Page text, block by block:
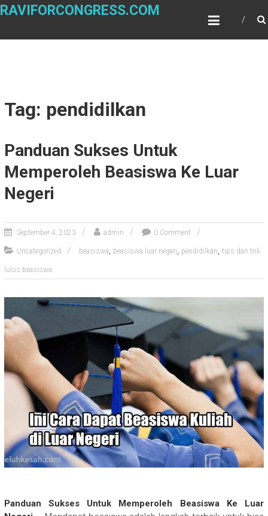
Skip
RAVIFORCONGRESS.COM
Tag: pendidilkan
Panduan Sukses Untuk
Memperoleh Beasiswa Ke Luar
Negeri
September 4, 2023 admin 0 Comment
Uncategorized beasiswa, beasiswa luar negeri, pendidilkan, tips dan trik
lulus beasiswa
Panduan Sukses Untuk Memperoleh Beasiswa Ke Luar